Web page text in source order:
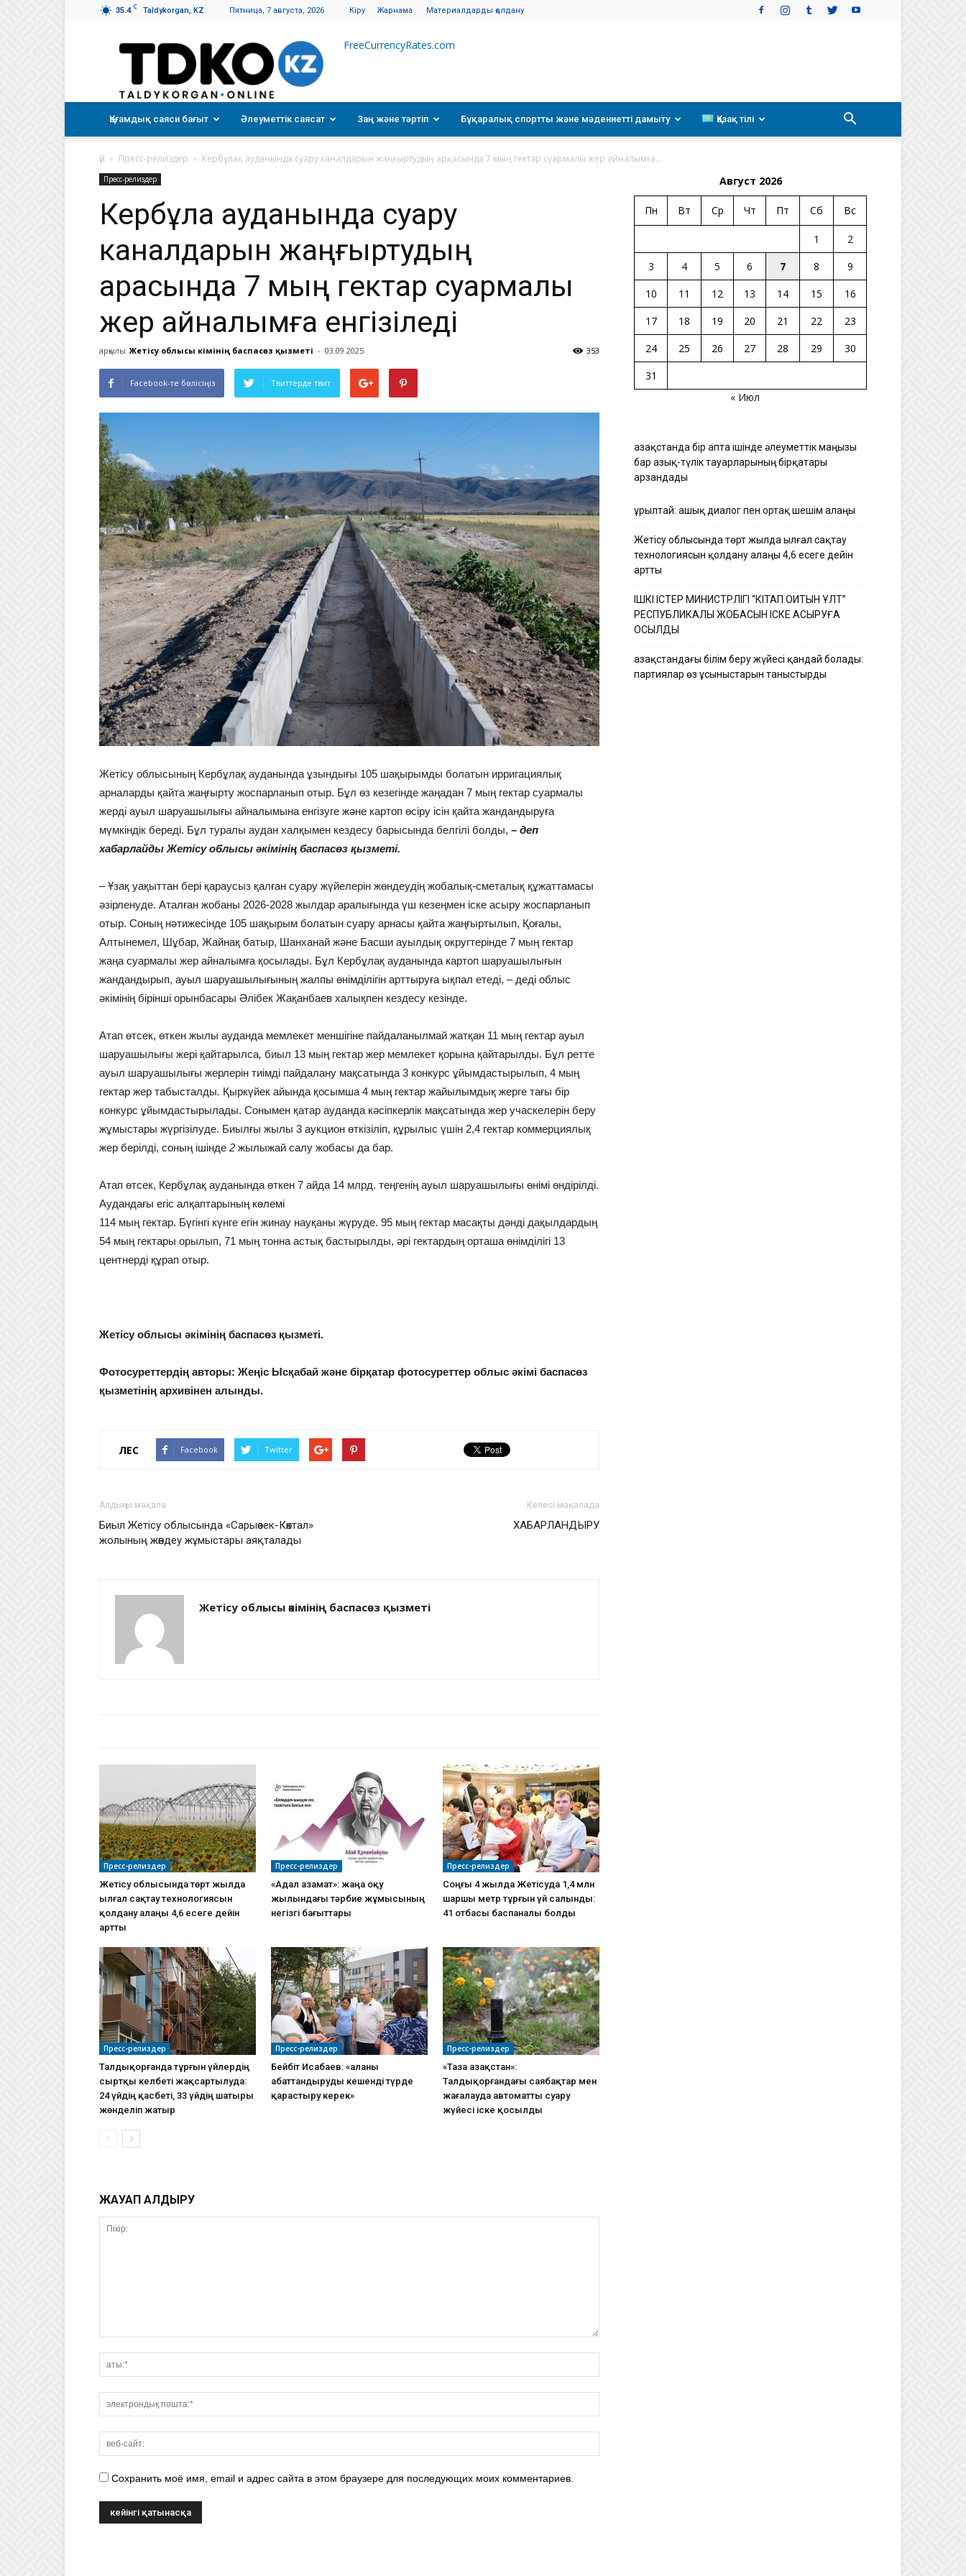
35.4 C Taldykorgan, KZ Пятница, 7 августа, 2026 Кіру Жарнама Материалдарды қолдану
Талдықорған
FreeCurrencyRates.com
Қоғамдық саяси бағыт Әлеуметтік саясат Заң және тәртіп Бұқаралық спортты және мәдениетті дамыту Қазақ тілі
үй Пресс-релиздер Кербұлақ ауданында суару каналдарын жаңғыртудың арқасында 7 мың гектар суармалы жер айналымға...
Пресс-релиздер
Кербұлақ ауданында суару
каналдарын жаңғыртудың
арқасында 7 мың гектар суармалы
жер айналымға енгізіледі
арқылы Жетісу облысы әкімінің баспасөз қызметі - 03.09.2025 353
Facebook-те бөлісіңіз Твиттерде твит
Жетісу облысының Кербұлақ ауданында ұзындығы 105 шақырымды болатын ирригациялық
арналарды қайта жаңғырту жоспарланып отыр. Бұл өз кезегінде жаңадан 7 мың гектар суармалы
жерді ауыл шаруашылығы айналымына енгізуге және картоп өсіру ісін қайта жандандыруға
мүмкіндік береді. Бұл туралы аудан халқымен кездесу барысында белгілі болды, – деп
хабарлайды Жетісу облысы әкімінің баспасөз қызметі.
– Ұзақ уақыттан бері қараусыз қалған суару жүйелерін жөндеудің жобалық-сметалық құжаттамасы
әзірленуде. Аталған жобаны 2026-2028 жылдар аралығында үш кезеңмен іске асыру жоспарланып
отыр. Соның нәтижесінде 105 шақырым болатын суару арнасы қайта жаңғыртылып, Қоғалы,
Алтынемел, Шұбар, Жайнақ батыр, Шанханай және Басши ауылдық округтерінде 7 мың гектар
жаңа суармалы жер айналымға қосылады. Бұл Кербұлақ ауданында картоп шаруашылығын
жандандырып, ауыл шаруашылығының жалпы өнімділігін арттыруға ықпал етеді, – деді облыс
әкімінің бірінші орынбасары Әлібек Жақанбаев халықпен кездесу кезінде.
Атап өтсек, өткен жылы ауданда мемлекет меншігіне пайдаланылмай жатқан 11 мың гектар ауыл
шаруашылығы жері қайтарылса, биыл 13 мың гектар жер мемлекет қорына қайтарылды. Бұл ретте
ауыл шаруашылығы жерлерін тиімді пайдалану мақсатында 3 конкурс ұйымдастырылып, 4 мың
гектар жер табысталды. Қыркүйек айында қосымша 4 мың гектар жайылымдық жерге тағы бір
конкурс ұйымдастырылады. Сонымен қатар ауданда кәсіпкерлік мақсатында жер учаскелерін беру
жұмыстары жүргізілуде. Биылғы жылы 3 аукцион өткізіліп, құрылыс үшін 2,4 гектар коммерциялық
жер берілді, соның ішінде 2 жылыжай салу жобасы да бар.
Атап өтсек, Кербұлақ ауданында өткен 7 айда 14 млрд. теңгенің ауыл шаруашылығы өнімі өндірілді.
Аудандағы егіс алқаптарының көлемі
114 мың гектар. Бүгінгі күнге егін жинау науқаны жүруде. 95 мың гектар масақты дәнді дақылдардың
54 мың гектары орылып, 71 мың тонна астық бастырылды, әрі гектардың орташа өнімділігі 13
центнерді құрап отыр.
Жетісу облысы әкімінің баспасөз қызметі.
Фотосуреттердің авторы: Жеңіс Ысқабай және бірқатар фотосуреттер облыс әкімі баспасөз
қызметінің архивінен алынды.
ҮЛЕС Facebook Twitter
Алдыңғы мақала
Биыл Жетісу облысында «Сарыөзек-Көктал»
жолының жөндеу жұмыстары аяқталады
Келесі мақалада
ХАБАРЛАНДЫРУ
Жетісу облысы әкімінің баспасөз қызметі
Пресс-релиздер
Жетісу облысында төрт жылда
ылғал сақтау технологиясын
қолдану алаңы 4,6 есеге дейін
артты
Пресс-релиздер
«Адал азамат»: жаңа оқу
жылындағы тәрбие жұмысының
негізгі бағыттары
Пресс-релиздер
Соңғы 4 жылда Жетісуда 1,4 млн
шаршы метр тұрғын үй салынды:
41 отбасы баспаналы болды
Пресс-релиздер
Талдықорғанда тұрғын үйлердің
сыртқы келбеті жақсартылуда:
24 үйдің қасбеті, 33 үйдің шатыры
жөнделіп жатыр
Пресс-релиздер
Бейбіт Исабаев: «Қаланы
абаттандыруды кешенді түрде
қарастыру керек»
Пресс-релиздер
«Таза Қазақстан»:
Талдықорғандағы саябақтар мен
жағалауда автоматты суару
жүйесі іске қосылды
ЖАУАП ҚАЛДЫРУ
Сохранить моё имя, email и адрес сайта в этом браузере для последующих моих комментариев.
Август 2026
Пн Вт Ср Чт Пт Сб Вс
1
2
3
4 5 6 7 8
9
10
11 12 13 14 15
16
17
18 19 20 21 22
23
24
25 26 27 28 29
30
31
« Июл
Қазақстанда бір апта ішінде әлеуметтік маңызы
бар азық-түлік тауарларының бірқатары
арзандады
Құрылтай: ашық диалог пен ортақ шешім алаңы
Жетісу облысында төрт жылда ылғал сақтау
технологиясын қолдану алаңы 4,6 есеге дейін
артты
ІШКІ ІСТЕР МИНИСТРЛІГІ “КІТАП ОҚИТЫН ҰЛТ”
РЕСПУБЛИКАЛЫҚ ЖОБАСЫН ІСКЕ АСЫРУҒА
ҚОСЫЛДЫ
Қазақстандағы білім беру жүйесі қандай болады:
партиялар өз ұсыныстарын таныстырды